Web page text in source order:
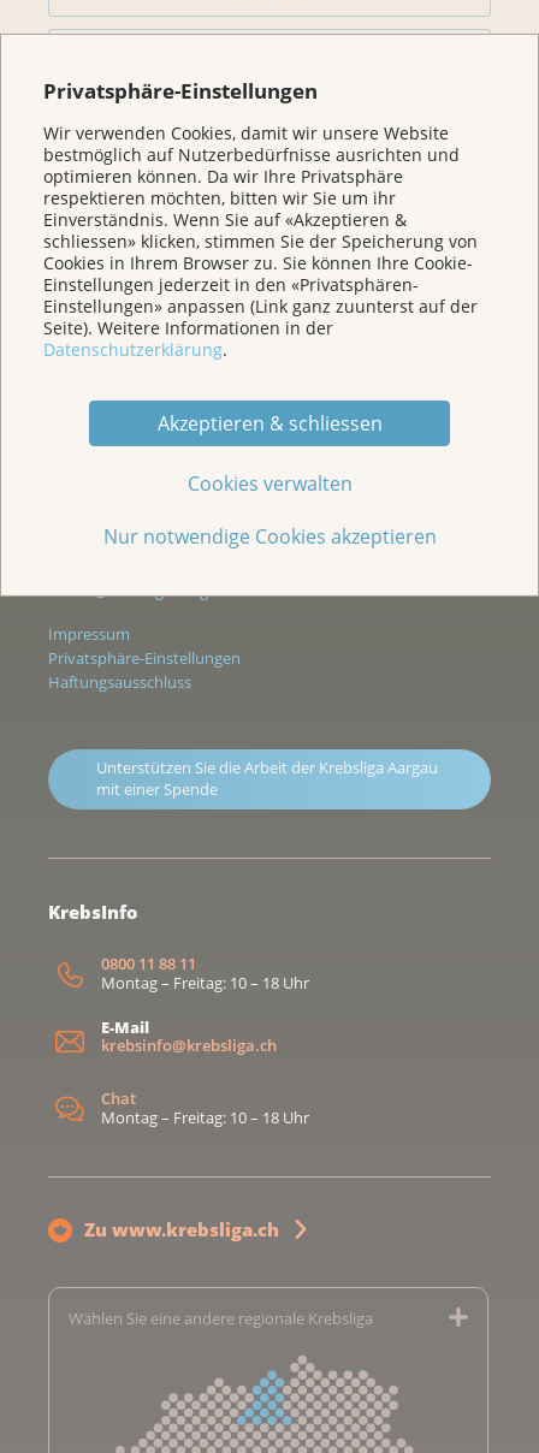
Privatsphäre-Einstellungen
Wir verwenden Cookies, damit wir unsere Website
bestmöglich auf Nutzerbedürfnisse ausrichten und
optimieren können. Da wir Ihre Privatsphäre
respektieren möchten, bitten wir Sie um ihr
Einverständnis. Wenn Sie auf «Akzeptieren &
schliessen» klicken, stimmen Sie der Speicherung von
Cookies in Ihrem Browser zu. Sie können Ihre Cookie-
Einstellungen jederzeit in den «Privatsphären-
Einstellungen» anpassen (Link ganz zuunterst auf der
Seite). Weitere Informationen in der
Datenschutzerklärung.
Akzeptieren & schliessen
Cookies verwalten
Nur notwendige Cookies akzeptieren
Jede Geschichte zählt
Wir sind für Sie da
Tel. 062 834 75 75
admin@krebsliga-aargau.ch
Impressum
Privatsphäre-Einstellungen
Haftungsausschluss
Unterstützen Sie die Arbeit der Krebsliga Aargau
mit einer Spende
KrebsInfo
0800 11 88 11
Montag – Freitag: 10 – 18 Uhr
E-Mail
krebsinfo@krebsliga.ch
Chat
Montag – Freitag: 10 – 18 Uhr
Zu www.krebsliga.ch
Wählen Sie eine andere regionale Krebsliga